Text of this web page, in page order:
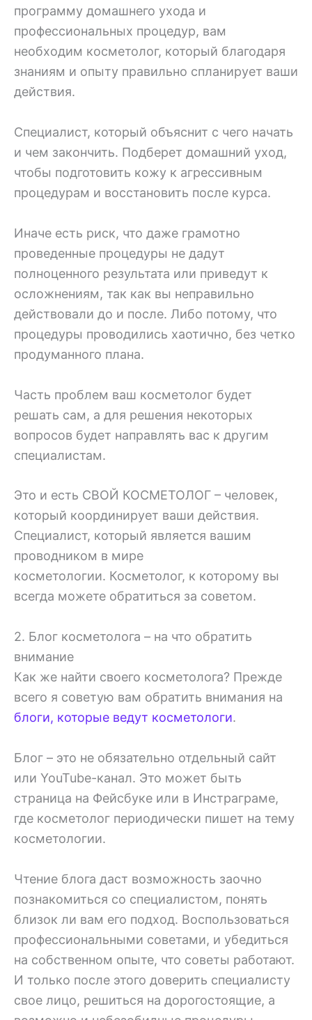
программу домашнего ухода и
профессиональных процедур, вам
необходим косметолог, который благодаря
знаниям и опыту правильно спланирует ваши
действия.
Специалист, который объяснит с чего начать
и чем закончить. Подберет домашний уход,
чтобы подготовить кожу к агрессивным
процедурам и восстановить после курса.
Иначе есть риск, что даже грамотно
проведенные процедуры не дадут
полноценного результата или приведут к
осложнениям, так как вы неправильно
действовали до и после. Либо потому, что
процедуры проводились хаотично, без четко
продуманного плана.
Часть проблем ваш косметолог будет
решать сам, а для решения некоторых
вопросов будет направлять вас к другим
специалистам.
Это и есть СВОЙ КОСМЕТОЛОГ – человек,
который координирует ваши действия.
Специалист, который является вашим
проводником в мире
косметологии. Косметолог, к которому вы
всегда можете обратиться за советом.
2. Блог косметолога – на что обратить
внимание
Как же найти своего косметолога? Прежде
всего я советую вам обратить внимания на
блоги, которые ведут косметологи.
Блог – это не обязательно отдельный сайт
или YouTube-канал. Это может быть
страница на Фейсбуке или в Инстраграме,
где косметолог периодически пишет на тему
косметологии.
Чтение блога даст возможность заочно
познакомиться со специалистом, понять
близок ли вам его подход. Воспользоваться
профессиональными советами, и убедиться
на собственном опыте, что советы работают.
И только после этого доверить специалисту
свое лицо, решиться на дорогостоящие, а